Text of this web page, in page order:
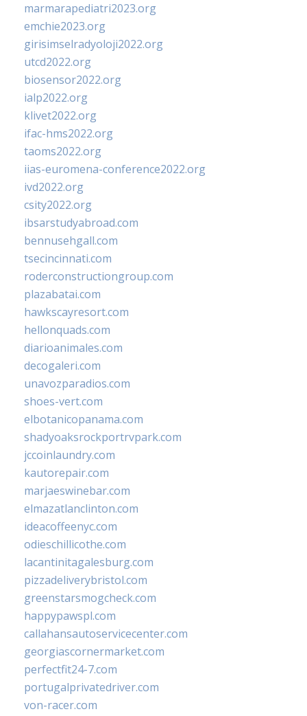
marmarapediatri2023.org
emchie2023.org
girisimselradyoloji2022.org
utcd2022.org
biosensor2022.org
ialp2022.org
klivet2022.org
ifac-hms2022.org
taoms2022.org
iias-euromena-conference2022.org
ivd2022.org
csity2022.org
ibsarstudyabroad.com
bennusehgall.com
tsecincinnati.com
roderconstructiongroup.com
plazabatai.com
hawkscayresort.com
hellonquads.com
diarioanimales.com
decogaleri.com
unavozparadios.com
shoes-vert.com
elbotanicopanama.com
shadyoaksrockportrvpark.com
jccoinlaundry.com
kautorepair.com
marjaeswinebar.com
elmazatlanclinton.com
ideacoffeenyc.com
odieschillicothe.com
lacantinitagalesburg.com
pizzadeliverybristol.com
greenstarsmogcheck.com
happypawspl.com
callahansautoservicecenter.com
georgiascornermarket.com
perfectfit24-7.com
portugalprivatedriver.com
von-racer.com